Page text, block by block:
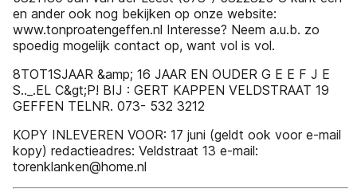
en ander ook nog bekijken op onze website:
www.tonproatengeffen.nl Interesse? Neem a.u.b. zo
spoedig mogelijk contact op, want vol is vol.
8TOT1SJAAR &amp; 16 JAAR EN OUDER G E E F J E
S.._.EL C&gt;P! BIJ : GERT KAPPEN VELDSTRAAT 19
GEFFEN TELNR. 073- 532 3212
KOPY INLEVEREN VOOR: 17 juni (geldt ook voor e-mail
kopy) redactieadres: Veldstraat 13 e-mail:
torenklanken@home.nl